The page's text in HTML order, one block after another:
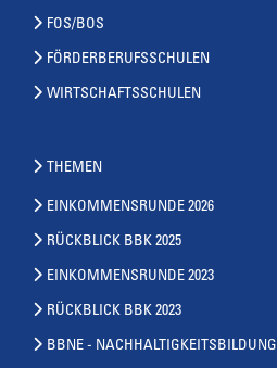
FOS/BOS
FÖRDERBERUFSSCHULEN
WIRTSCHAFTSSCHULEN
THEMEN
EINKOMMENSRUNDE 2026
RÜCKBLICK BBK 2025
EINKOMMENSRUNDE 2023
RÜCKBLICK BBK 2023
BBNE - NACHHALTIGKEITSBILDUNG